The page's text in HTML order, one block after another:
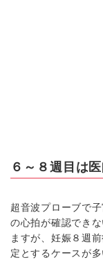
６～８週目は
超音波プローブで
の心拍が確認でき
ますが、妊娠８週
定とするケースが多